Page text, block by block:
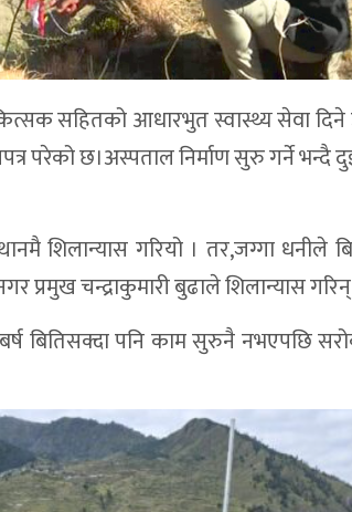
सहितको आधारभुत स्वास्थ्य सेवा
परेको छ।अस्पताल निर्माण सुरु गर्ने भन्दै
शिलान्यास गरियो । तर,जग्गा धनीले
प्रमुख चन्द्राकुमारी बुढाले शिलान्यास
बितिसक्दा पनि काम सुरुनै नभएपछि